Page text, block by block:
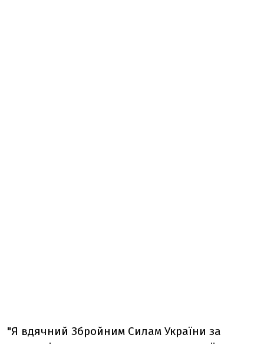
"Я вдячний Збройним Силам України за